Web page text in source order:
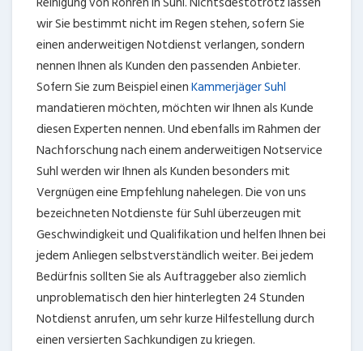
wir Sie bestimmt nicht im Regen stehen, sofern Sie
einen anderweitigen Notdienst verlangen, sondern
nennen Ihnen als Kunden den passenden Anbieter.
Sofern Sie zum Beispiel einenKammerjäger Suhl
mandatieren möchten, möchten wir Ihnen als Kunde
diesen Experten nennen. Und ebenfalls im Rahmen der
Nachforschung nach einem anderweitigen Notservice
Suhl werden wir Ihnen als Kunden besonders mit
Vergnügen eine Empfehlung nahelegen. Die von uns
bezeichneten Notdienste für Suhl überzeugen mit
Geschwindigkeit und Qualifikation und helfen Ihnen bei
jedem Anliegen selbstverständlich weiter. Bei jedem
Bedürfnis sollten Sie als Auftraggeber also ziemlich
unproblematisch den hier hinterlegten 24 Stunden
Notdienst anrufen, um sehr kurze Hilfestellung durch
einen versierten Sachkundigen zu kriegen.